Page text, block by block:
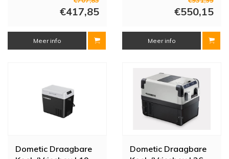
€417,85
Meer info
€550,15
Meer info
Dometic Draagbare
Dometic Draagbare